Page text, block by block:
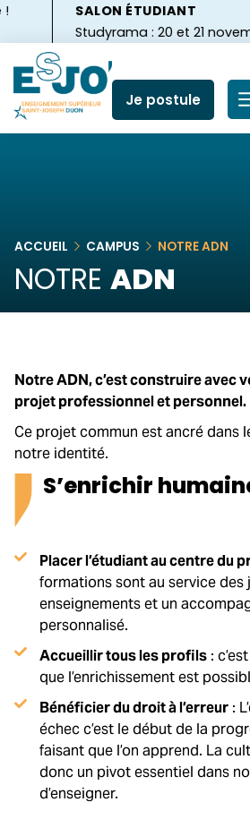
SALON ÉTUDIANT
Studyrama : 20 et 21 novembre
Je postule
ACCUEIL CAMPUS NOTRE ADN
NOTRE ADN
Notre ADN, c’est construire avec
projet professionnel et personnel.
Ce projet commun est ancré dans
notre identité.
S’enrichir
Placer l’étudiant au centre du
formations sont au service des
enseignements et un
personnalisé.
Accueillir tous les profils:
que l’enrichissement est
Bénéficier du droit à l’erreur:
échec c’est le début de la
faisant que l’on apprend. La
donc un pivot essentiel dans
d’enseigner.